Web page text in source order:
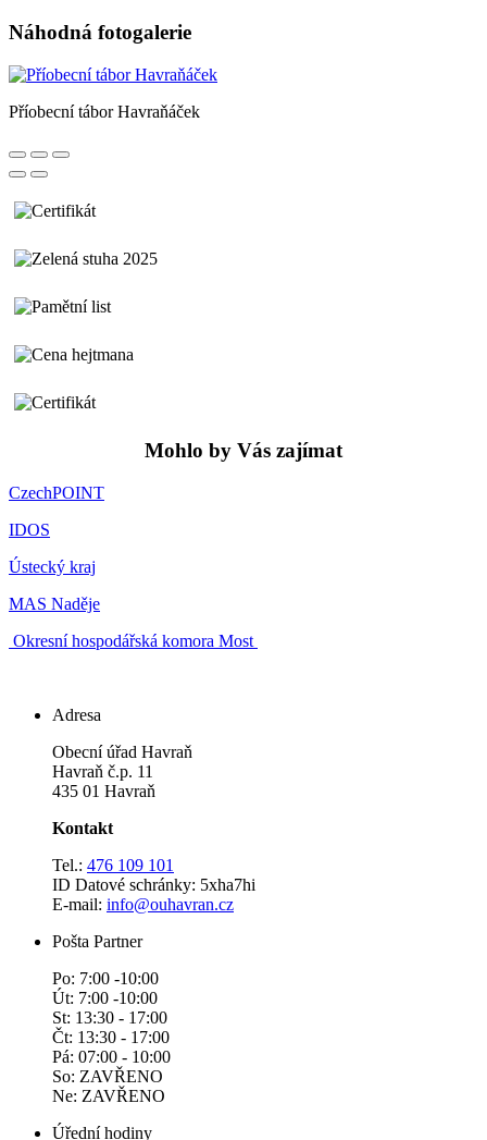
Náhodná fotogalerie
Příobecní tábor Havraňáček
Mohlo by Vás zajímat
CzechPOINT
IDOS
Ústecký kraj
MAS Naděje
Okresní hospodářská komora Most
Adresa
Obecní úřad Havraň
Havraň č.p. 11
435 01 Havraň
Kontakt
Tel.: 476 109 101
ID Datové schránky: 5xha7hi
E-mail: info@ouhavran.cz
Pošta Partner
Po: 7:00 -10:00
Út: 7:00 -10:00
St: 13:30 - 17:00
Čt: 13:30 - 17:00
Pá: 07:00 - 10:00
So: ZAVŘENO
Ne: ZAVŘENO
Úřední hodiny